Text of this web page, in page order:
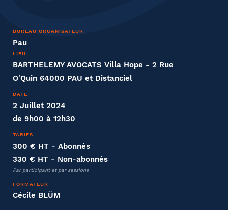
BUREAU ORGANISATEUR
Pau
LIEU
BARTHELEMY AVOCATS Villa Hope - 2 Rue
O'Quin 64000 PAU et Distanciel
DATE
2 Juillet 2024
de 9h00 à 12h30
TARIFS
300 € HT - Abonnés
330 € HT - Non-abonnés
Par participant et par sessions
FORMATEUR
Cécile BLÜM
Distanciel ou présentiel
Entreprise
Société
Fonction